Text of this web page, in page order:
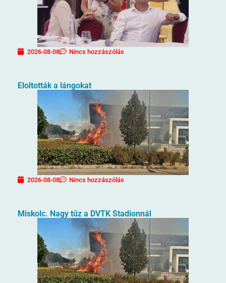
2026-08-08 Nincs hozzászólás
Eloltották a lángokat
2026-08-08 Nincs hozzászólás
Miskolc. Nagy tűz a DVTK Stadionnál